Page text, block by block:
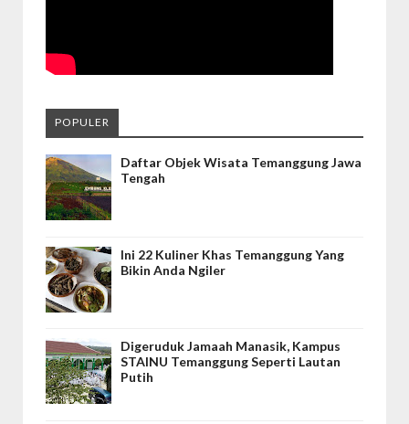
POPULER
Daftar Objek Wisata Temanggung Jawa
Tengah
Ini 22 Kuliner Khas Temanggung Yang
Bikin Anda Ngiler
Digeruduk Jamaah Manasik, Kampus
STAINU Temanggung Seperti Lautan
Putih